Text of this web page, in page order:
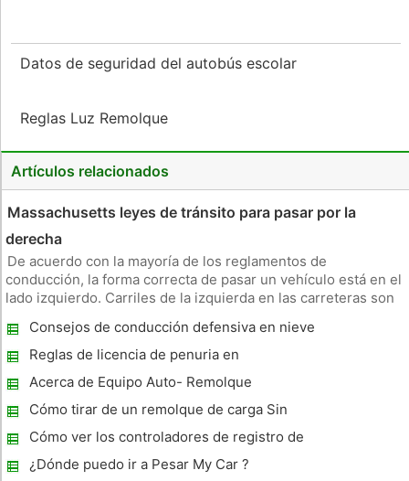
Datos de seguridad del autobús escolar
Reglas Luz Remolque
Artículos relacionados
Massachusetts leyes de tránsito para pasar por la
derecha
De acuerdo con la mayoría de los reglamentos de
conducción, la forma correcta de pasar un vehículo está en el
lado izquierdo. Carriles de la izquierda en las carreteras son
Massachusetts es un estado donde el carril de la izquierda se
designa especí
Consejos de conducción defensiva en nieve
y hielo
Reglas de licencia de penuria en
Massachusetts
Acerca de Equipo Auto- Remolque
Cómo tirar de un remolque de carga Sin
Truck
Cómo ver los controladores de registro de
licencia de Free
¿Dónde puedo ir a Pesar My Car ?